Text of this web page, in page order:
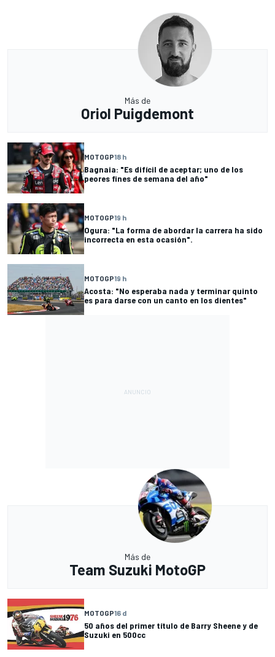
Más de
Oriol Puigdemont
MOTOGP18 h
Bagnaia: "Es difícil de aceptar; uno de los
peores fines de semana del año"
MOTOGP19 h
Ogura: "La forma de abordar la carrera ha sido
incorrecta en esta ocasión".
MOTOGP19 h
Acosta: "No esperaba nada y terminar quinto
es para darse con un canto en los dientes"
Más de
Team Suzuki MotoGP
MOTOGP16 d
50 años del primer título de Barry Sheene y de
Suzuki en 500cc